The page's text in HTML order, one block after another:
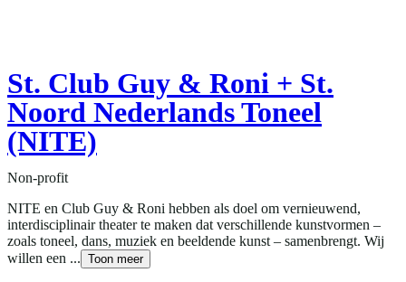
St. Club Guy & Roni + St.
Noord Nederlands Toneel
(NITE)
Non-profit
NITE en Club Guy & Roni hebben als doel om vernieuwend,
interdisciplinair theater te maken dat verschillende kunstvormen –
zoals toneel, dans, muziek en beeldende kunst – samenbrengt. Wij
willen een ... Toon meer